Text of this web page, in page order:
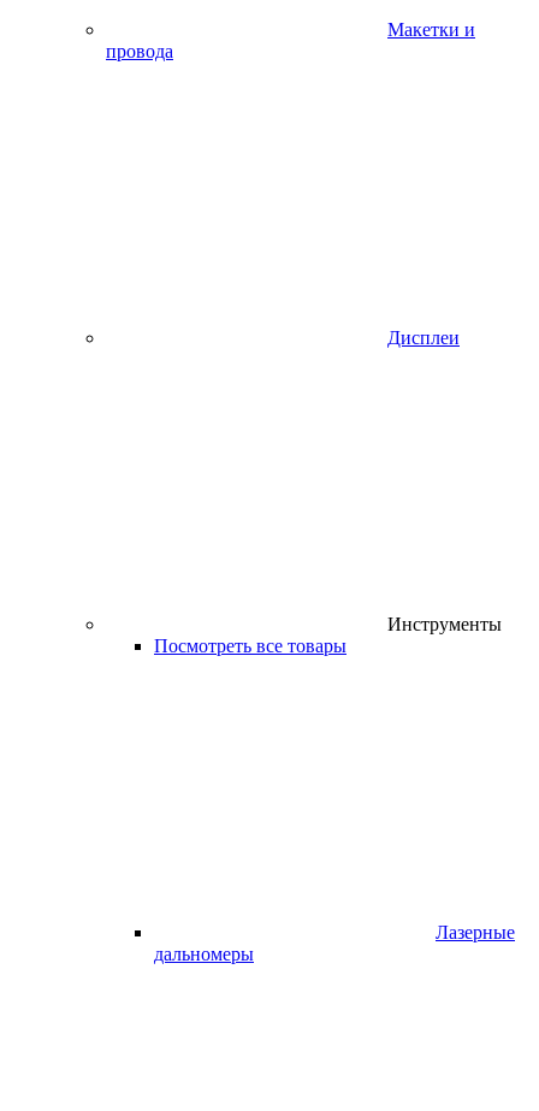
Макетки и
провода
Дисплеи
Инструменты
Посмотреть все товары
Лазерные
дальномеры